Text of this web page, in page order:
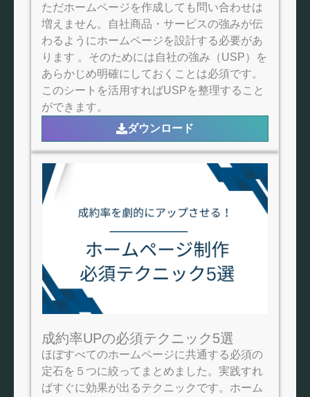
ただホームページを作成しても問い合わせは
増えません。自社商品・サービスの強みが伝
わるようにホームページを設計する必要があ
ります 。そのためには自社の強み（USP）を
あらかじめ明確にしておくことは必須です。
このシートを活用すればUSPを整理すること
ができます。
ダウンロード
成約率UPの必須テクニック5選
ほぼすべてのホームページに共通する必須の
定石を５つに絞ってまとめました。実践すれ
ばすぐに効果が出るテクニックです。ホーム